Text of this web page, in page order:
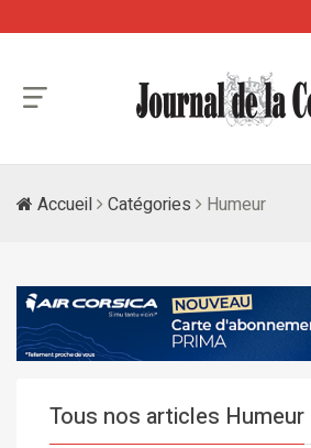
Accueil Catégories Humeur
Tous nos articles Humeur